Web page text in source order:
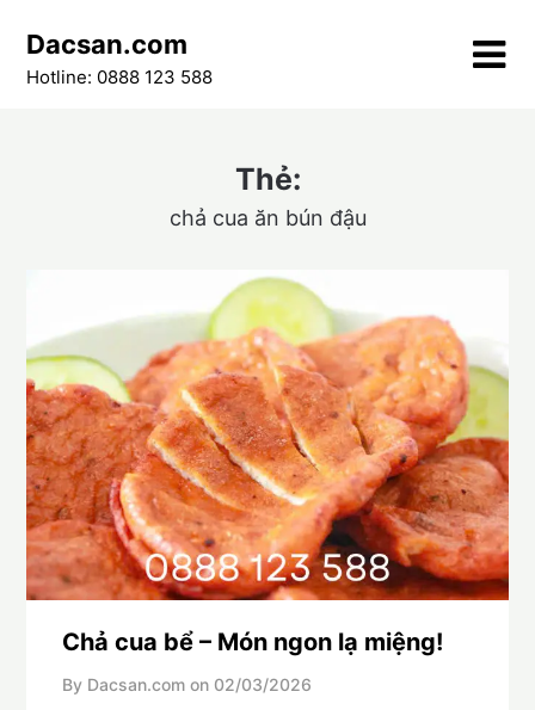
content
Dacsan.com
Hotline: 0888 123 588
Thẻ:
chả cua ăn bún đậu
Chả cua bể – Món ngon lạ miệng!
By Dacsan.com on 02/03/2026